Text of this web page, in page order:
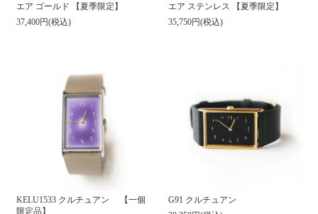
エア ゴールド 【夏季限定】
37,400円(税込)
エア ステンレス 【夏季限定】
35,750円(税込)
KELU1533 クルチュアン 【一個
限定品】
G91 クルチュアン